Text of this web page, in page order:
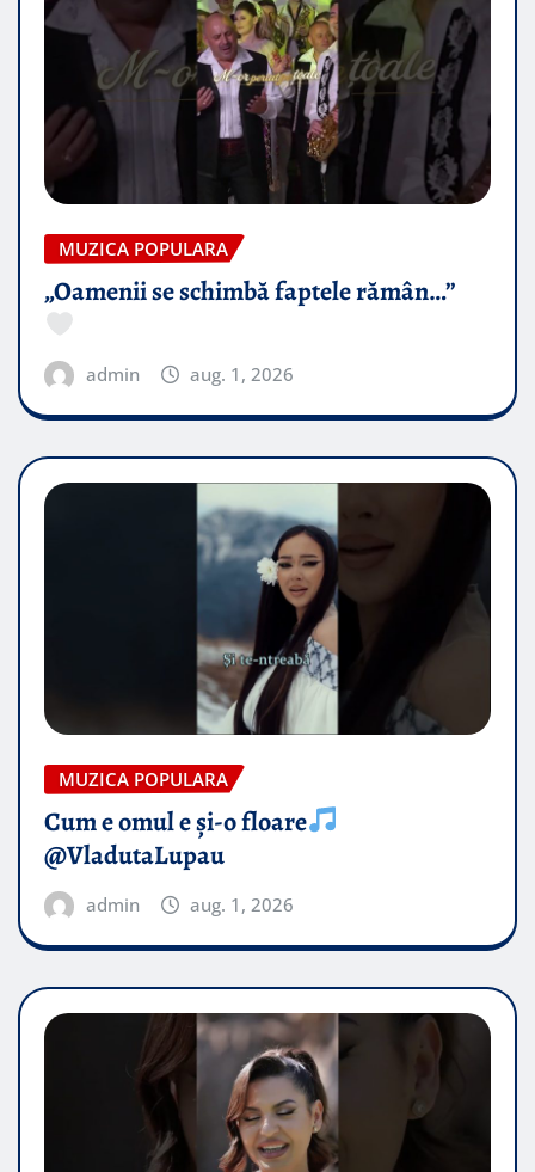
MUZICA POPULARA
„Oamenii se schimbă faptele rămân…”
admin aug. 1, 2026
MUZICA POPULARA
Cum e omul e și-o floare
@VladutaLupau
admin aug. 1, 2026